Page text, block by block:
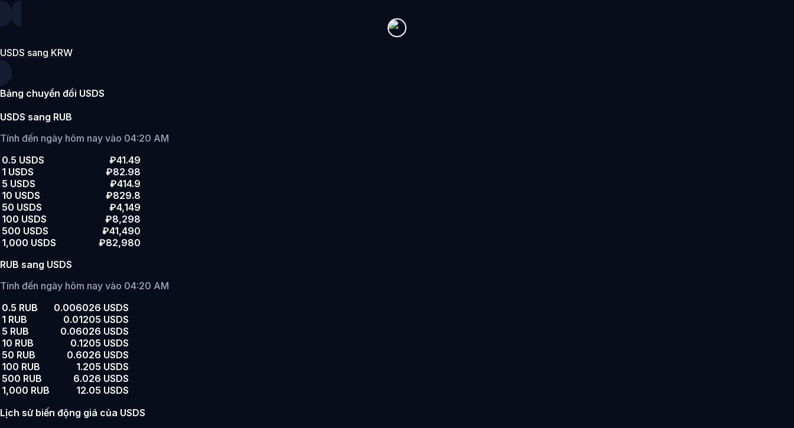
USDS sang KRW
Bảng chuyển đổi USDS
USDS sang RUB
Tính đến ngày hôm nay vào 04:20 AM
0.5 USDS
₽41.49
1 USDS
₽82.98
5 USDS
₽414.9
10 USDS
₽829.8
50 USDS
₽4,149
100 USDS
₽8,298
500 USDS
₽41,490
1,000 USDS
₽82,980
RUB sang USDS
Tính đến ngày hôm nay vào 04:20 AM
0.5 RUB
0.006026 USDS
1 RUB
0.01205 USDS
5 RUB
0.06026 USDS
10 RUB
0.1205 USDS
50 RUB
0.6026 USDS
100 RUB
1.205 USDS
500 RUB
6.026 USDS
1,000 RUB
12.05 USDS
Lịch sử biến động giá của USDS